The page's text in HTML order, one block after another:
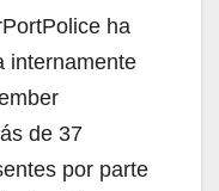
ha
internamente
de 37
por parte